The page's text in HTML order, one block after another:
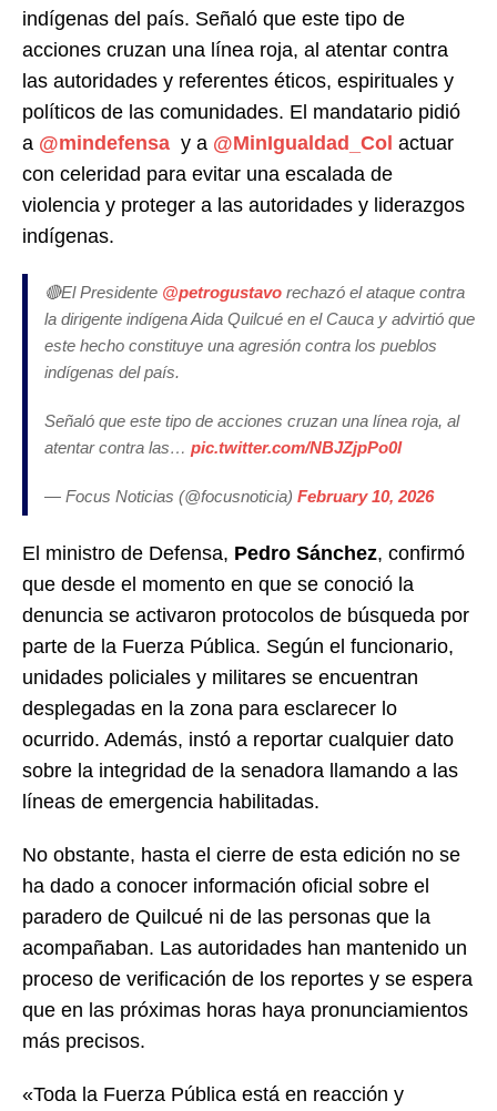
indígenas del país. Señaló que este tipo de
acciones cruzan una línea roja, al atentar contra
las autoridades y referentes éticos, espirituales y
políticos de las comunidades. El mandatario pidió
a @mindefensa y a @MinIgualdad_Col actuar
con celeridad para evitar una escalada de
violencia y proteger a las autoridades y liderazgos
indígenas.
🔴El Presidente @petrogustavo rechazó el ataque contra
la dirigente indígena Aida Quilcué en el Cauca y advirtió que
este hecho constituye una agresión contra los pueblos
indígenas del país.
Señaló que este tipo de acciones cruzan una línea roja, al
atentar contra las… pic.twitter.com/NBJZjpPo0l
— Focus Noticias (@focusnoticia) February 10, 2026
El ministro de Defensa, Pedro Sánchez, confirmó
que desde el momento en que se conoció la
denuncia se activaron protocolos de búsqueda por
parte de la Fuerza Pública. Según el funcionario,
unidades policiales y militares se encuentran
desplegadas en la zona para esclarecer lo
ocurrido. Además, instó a reportar cualquier dato
sobre la integridad de la senadora llamando a las
líneas de emergencia habilitadas.
No obstante, hasta el cierre de esta edición no se
ha dado a conocer información oficial sobre el
paradero de Quilcué ni de las personas que la
acompañaban. Las autoridades han mantenido un
proceso de verificación de los reportes y se espera
que en las próximas horas haya pronunciamientos
más precisos.
«Toda la Fuerza Pública está en reacción y